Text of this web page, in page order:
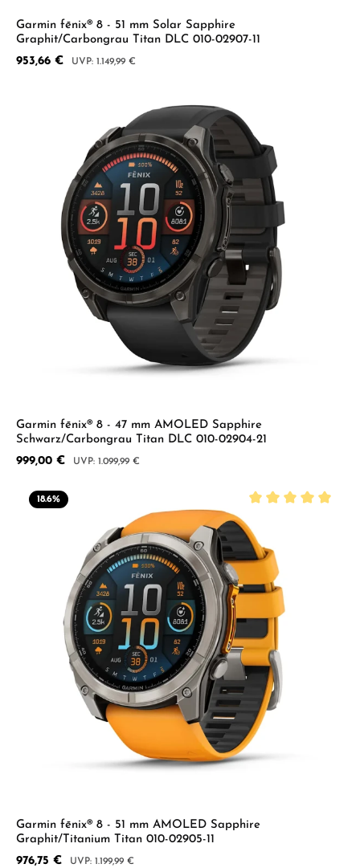
Garmin fēnix® 8 - 51 mm Solar Sapphire
Graphit/Carbongrau Titan DLC 010-02907-11
Verkaufspreis:
953,66 € Regulärer Preis:
1.149,99 €
Garmin fēnix® 8 - 47 mm AMOLED Sapphire
Schwarz/Carbongrau Titan DLC 010-02904-21
Verkaufspreis:
999,00 € Regulärer Preis:
1.099,99 €
18.6%
Garmin fēnix® 8 - 51 mm AMOLED Sapphire
Graphit/Titanium Titan 010-02905-11
Verkaufspreis:
976,75 € Regulärer Preis:
1.199,99 €